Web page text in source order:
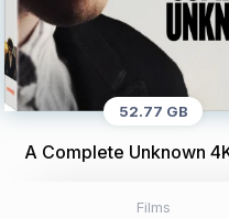
52.77 GB
A Complete Unknown
Films